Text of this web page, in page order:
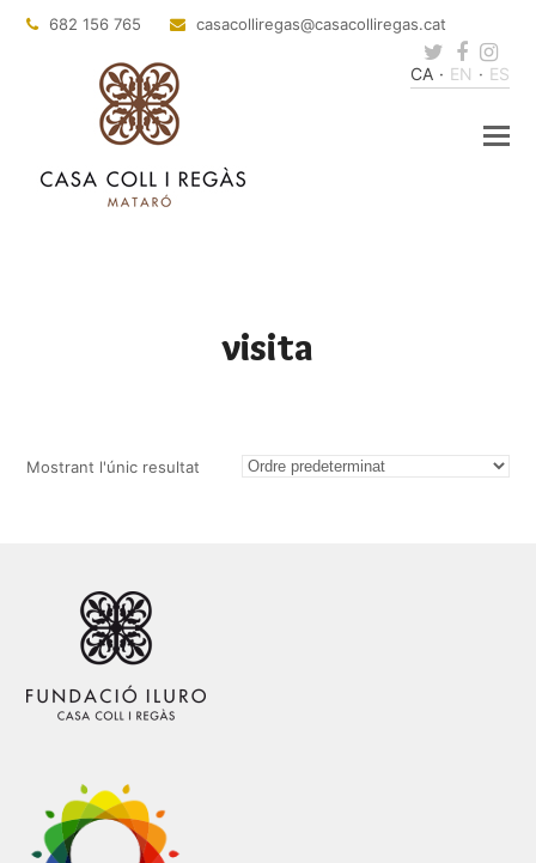
682 156 765 casacolliregas@casacolliregas.cat
Twitter
CA EN ES
visita
Mostrant l'únic resultat